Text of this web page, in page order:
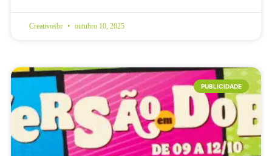
Creativosbr outubro 10, 2025
PUBLICIDADE